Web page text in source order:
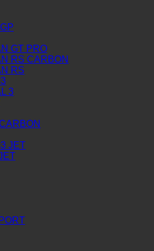
GT PRO
RS CARBON
RS
3
JET